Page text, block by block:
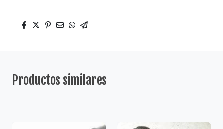
Productos similares